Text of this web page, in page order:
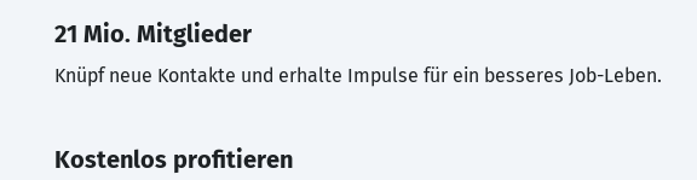
21 Mio. Mitglieder
Knüpf neue Kontakte und erhalte Impulse für ein besseres Job-Leben.
Kostenlos profitieren